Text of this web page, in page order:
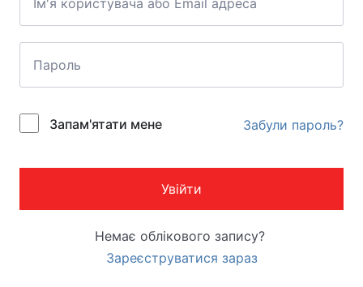
Запам'ятати мене Забули пароль?
Увійти
Немає облікового запису?
Зареєструватися зараз